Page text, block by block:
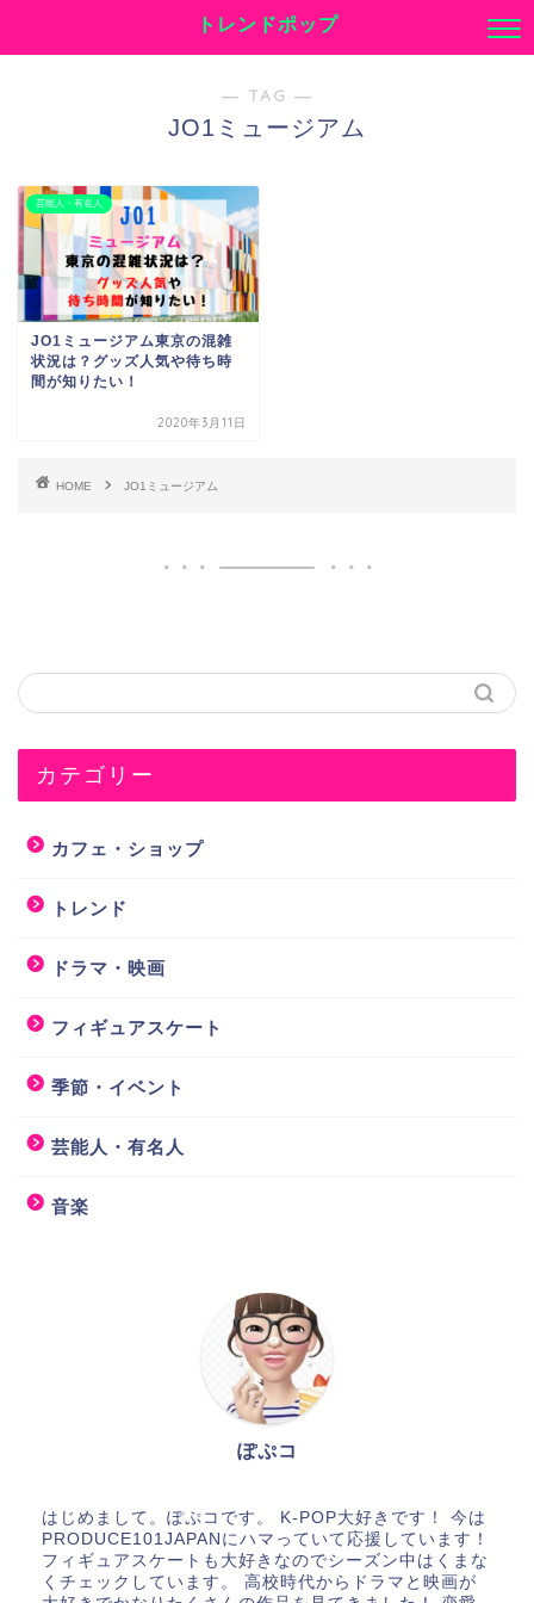
トレンドポップ
― TAG ―
JO1ミュージアム
芸能人・有名人
JO1ミュージアム東京の混雑
状況は？グッズ人気や待ち時
間が知りたい！
2020年3月11日
HOME JO1ミュージアム
カテゴリー
カフェ・ショップ
トレンド
ドラマ・映画
フィギュアスケート
季節・イベント
芸能人・有名人
音楽
ぽぷコ
はじめまして。ぽぷコです。 K-POP大好きです！ 今は
PRODUCE101JAPANにハマっていて応援しています！
フィギュアスケートも大好きなのでシーズン中はくまな
くチェックしています。 高校時代からドラマと映画が